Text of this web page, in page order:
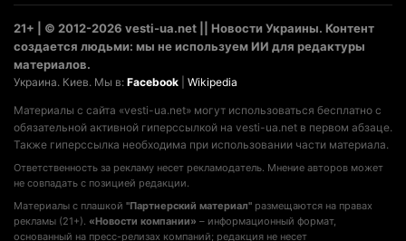
21+ | © 2012-2026 vesti-ua.net || Новости Украины. Контент
создается людьми: мы не используем ИИ для редактуры
материалов.
Украина. Киев. Мы в: Facebook Wikipedia
Материалы с сайта «vesti-ua.net» могут использоваться бесплатно с
обязательной активной гиперссылкой на vesti-ua.net в первом абзаце.
Также гиперссылка необходима при использовании части материала.
Ответственность за рекламу несет рекламодатель. Мнение авторов может
не совпадать с позицией редакции.
Материалы с плашкой "Партнерский материал" размещаются на правах
рекламы (21+). «Новости компании» – информационный формат,
основанный на пресс-релизах компаний; редакция не несет